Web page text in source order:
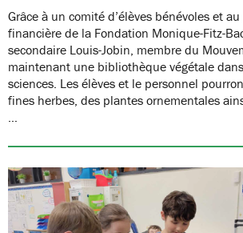
Grâce à un comité d’élèves bénévoles et
financière de la Fondation Monique-Fitz-
secondaire Louis-Jobin, membre du
maintenant une bibliothèque végétale
sciences. Les élèves et le personnel
fines herbes, des plantes ornementales